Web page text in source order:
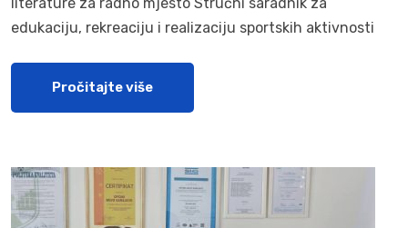
literature za radno mjesto Stručni saradnik za
edukaciju, rekreaciju i realizaciju sportskih aktivnosti
Pročitajte više